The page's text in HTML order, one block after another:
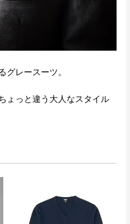
グレースーツ。
ょっと違う大人なスタイル